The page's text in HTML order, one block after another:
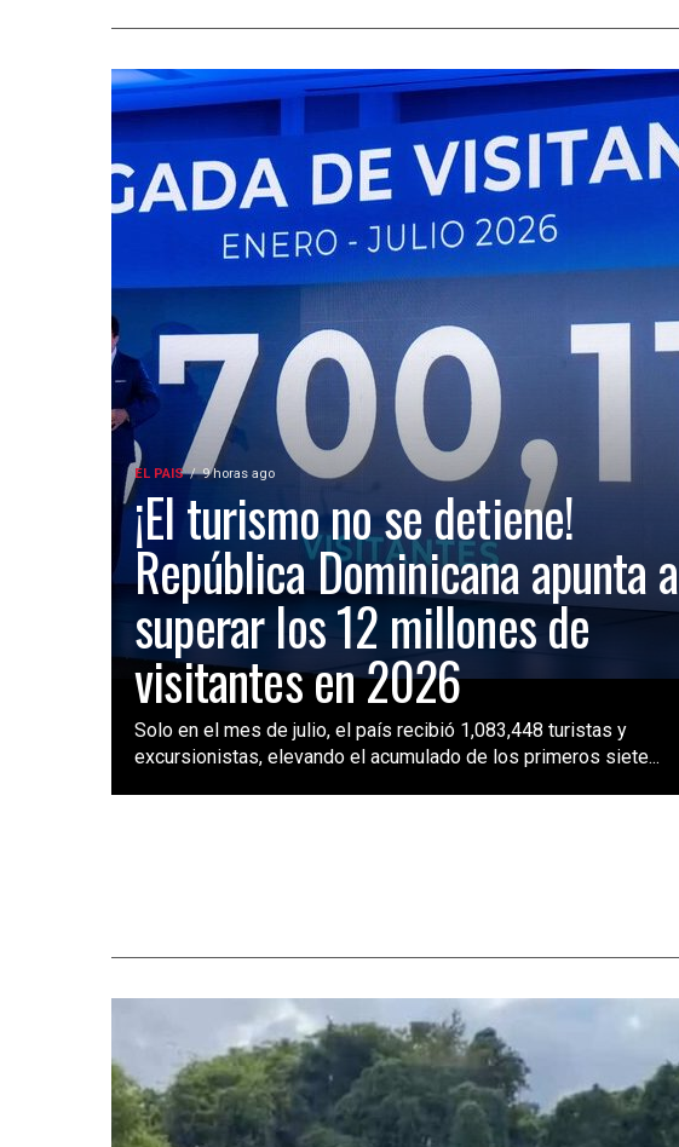
EL PAIS 9 horas ago
¡El turismo no se detiene!
República Dominicana apunta a
superar los 12 millones de
visitantes en 2026
Solo en el mes de julio, el país recibió 1,083,448 turistas y
excursionistas, elevando el acumulado de los primeros siete...